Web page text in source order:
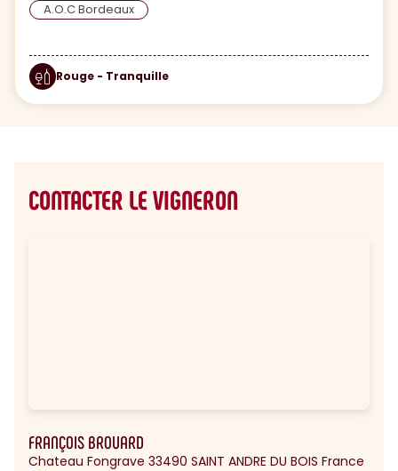
A.O.C Bordeaux
Rouge - Tranquille
CONTACTER LE VIGNERON
FRANÇOIS BROUARD
Chateau Fongrave 33490 SAINT ANDRE DU BOIS France